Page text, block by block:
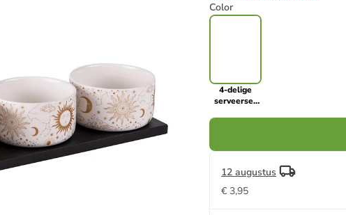
Color
4-delige
serveerset
wit/goudkleurig
12 augustus
€ 3,95